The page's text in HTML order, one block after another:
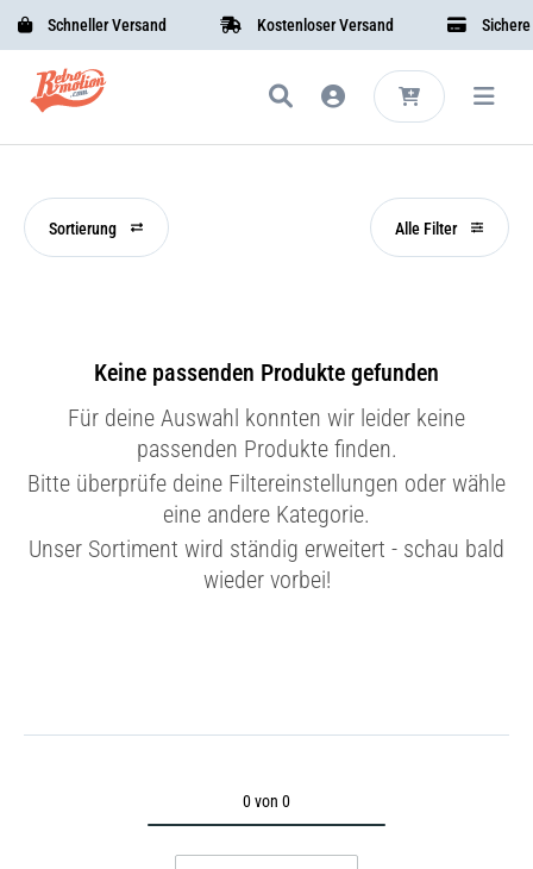
Schneller Versand Kostenloser Versand Sichere
Sortierung Alle Filter
Keine passenden Produkte gefunden
Für deine Auswahl konnten wir leider keine
passenden Produkte finden.
Bitte überprüfe deine Filtereinstellungen oder wähle
eine andere Kategorie.
Unser Sortiment wird ständig erweitert - schau bald
wieder vorbei!
0 von 0